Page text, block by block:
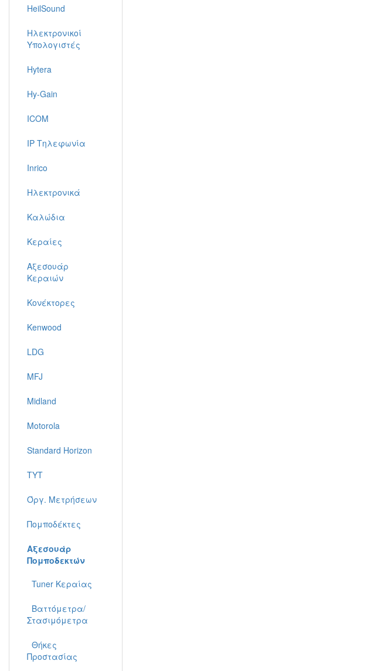
HeilSound
Ηλεκτρονικοί
Υπολογιστές
Hytera
Hy-Gain
ICOM
IP Τηλεφωνία
Inrico
Ηλεκτρονικά
Καλώδια
Κεραίες
Αξεσουάρ
Κεραιών
Κονέκτορες
Kenwood
LDG
MFJ
Midland
Motorola
Standard Horizon
TYT
Όργ. Μετρήσεων
Πομποδέκτες
Αξεσουάρ
Πομποδεκτών
Tuner Κεραίας
Βαττόμετρα/
Στασιμόμετρα
Θήκες
Προστασίας